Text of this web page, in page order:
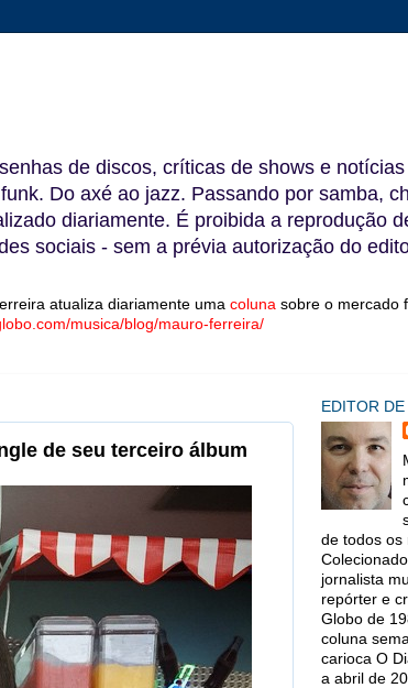
de discos, críticas de shows e
Do axé ao jazz. Passando por samba,
diariamente. É proibida a reprodução
sociais - sem a prévia autorização do
atualiza diariamente uma coluna sobre o mercado
musica/blog/mauro-ferreira/
de seu terceiro álbum
EDITOR
de todos os
jornalista
repórter e
Globo de
coluna
carioca O
a abril de